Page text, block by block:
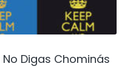
Digas Chominás